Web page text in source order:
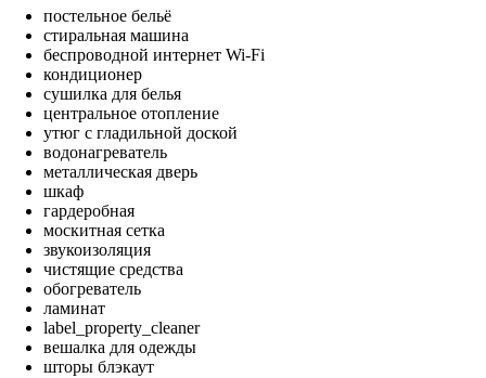
постельное бельё
стиральная машина
беспроводной интернет Wi-Fi
кондиционер
сушилка для белья
центральное отопление
утюг с гладильной доской
водонагреватель
металлическая дверь
шкаф
гардеробная
москитная сетка
звукоизоляция
чистящие средства
обогреватель
ламинат
label_property_cleaner
вешалка для одежды
шторы блэкаут